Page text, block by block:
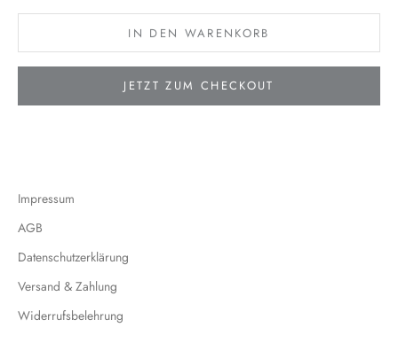
IN DEN WARENKORB
JETZT ZUM CHECKOUT
Impressum
AGB
Datenschutzerklärung
Versand & Zahlung
Widerrufsbelehrung